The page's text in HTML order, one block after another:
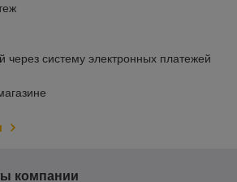
через систему электронных платежей
компании